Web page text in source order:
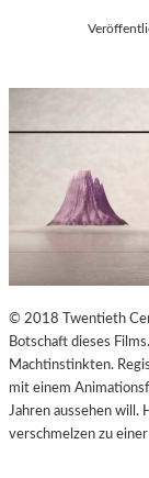
© 2018 Twentieth
Botschaft dieses
Machtinstinkten.
mit einem
Jahren aussehen will.
verschmelzen zu